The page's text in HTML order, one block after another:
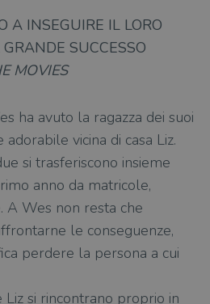
A INSEGUIRE IL LORO
SUCCESSO
MOVIES
ha avuto la ragazza dei suoi
adorabile vicina di casa Liz.
si trasferiscono insieme
anno da matricole,
A Wes non resta che
le conseguenze,
perdere la persona a cui
Liz si rincontrano proprio in